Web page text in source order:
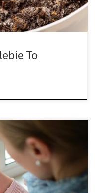
To
w ciepłych,
bryzą, dzięki czemu
warunki za pomocą
i przygotuj